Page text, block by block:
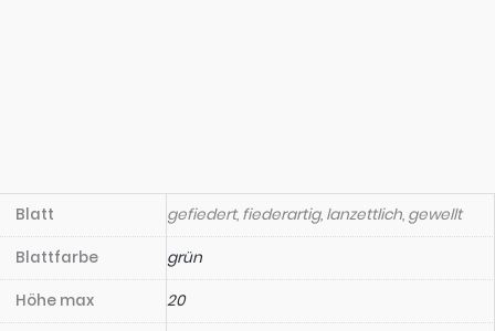
Blatt gefiedert, fiederartig, lanzettlich, gewellt
Blattfarbe grün
Höhe max 20